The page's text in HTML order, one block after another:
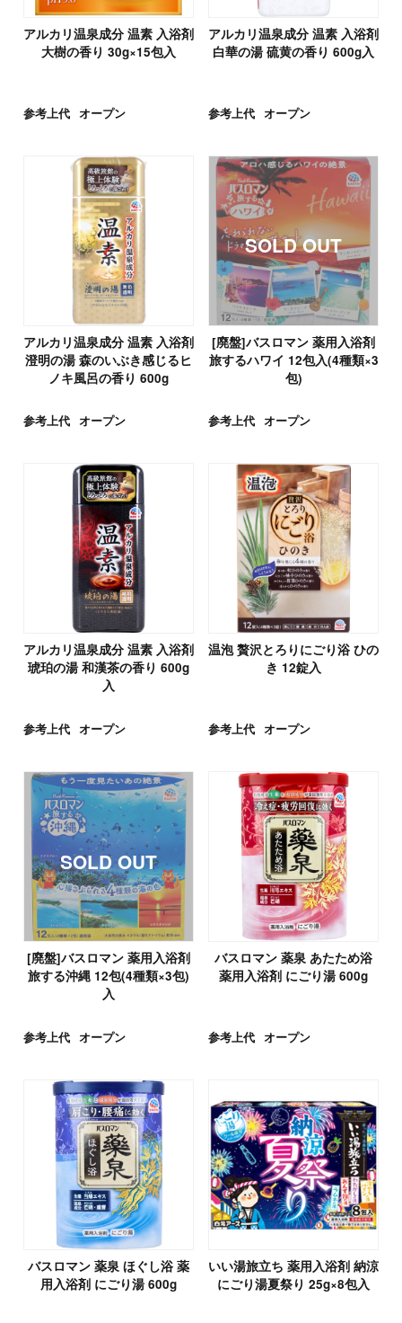
アルカリ温泉成分 温素 入浴剤
大樹の香り 30g×15包入
参考上代 オープン
アルカリ温泉成分 温素 入浴剤
白華の湯 硫黄の香り 600g入
参考上代 オープン
アルカリ温泉成分 温素 入浴剤
澄明の湯 森のいぶき感じるヒ
ノキ風呂の香り 600g
参考上代 オープン
[廃盤]バスロマン 薬用入浴剤
旅するハワイ 12包入(4種類×3
包)
参考上代 オープン
アルカリ温泉成分 温素 入浴剤
琥珀の湯 和漢茶の香り 600g
入
参考上代 オープン
温泡 贅沢とろりにごり浴 ひの
き 12錠入
参考上代 オープン
[廃盤]バスロマン 薬用入浴剤
旅する沖縄 12包(4種類×3包)
入
参考上代 オープン
バスロマン 薬泉 あたため浴
薬用入浴剤 にごり湯 600g
参考上代 オープン
バスロマン 薬泉 ほぐし浴 薬
用入浴剤 にごり湯 600g
いい湯旅立ち 薬用入浴剤 納涼
にごり湯夏祭り 25g×8包入